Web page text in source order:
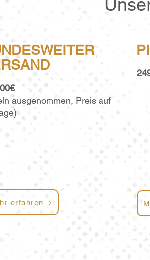
ausgenommen, Preis auf
erfahren